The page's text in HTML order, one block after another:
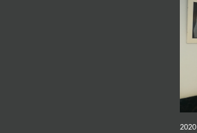
2020